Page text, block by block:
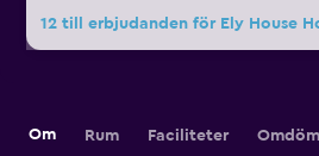
12 till erbjudanden för Ely House
Om Rum Faciliteter